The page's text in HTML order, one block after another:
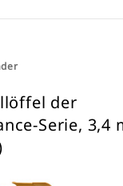
der
Serie, 3,4